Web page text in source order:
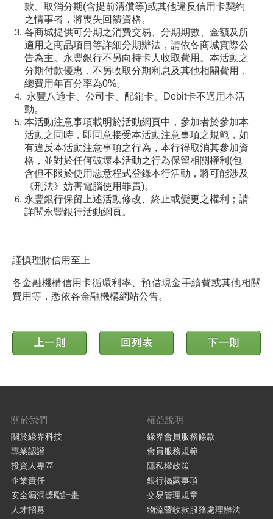
款、取消分期(含提前清償等)或其他違反信用卡契約
之情事者，將喪失回饋資格。
各商城提供可分期之消費交易、分期期數、金額及所
適用之商品項目等詳細分期辦法，請依各商城實際公
告為主。永豐銀行不另向持卡人收取費用。本活動之
分期付款優惠，不另收取分期利息及其他相關費用，
總費用年百分率為0%。
永豐八通卡、公司卡、配銷卡、Debit卡不適用本活
動。
本活動注意事項載明於活動網頁中，參加者於參加本
活動之同時，即同意接受本活動注意事項之規範，如
有違反本活動注意事項之行為，本行得取消其參加資
格，並對於任何破壞本活動之行為保留相關權利(包
含但不限於使用惡意程式登錄本行活動，將可能涉及
《刑法》妨害電腦使用罪責)。
永豐銀行保留上述活動修改、終止或變更之權利；請
詳閱永豐銀行活動網頁。
謹慎理財信用至上
各金融機構信用卡循環利率、預借現金手續費或其他相關
費用等，悉依各金融機構網站公告。
上一則 回列表 下一則
關於我們
關於綠界科技
專業認證
投資人專區
企業責任
安全漏洞獎勵計畫
人才招募
權益說明
綠界會員服務條款
會員服務規範
隱私權政策
銀行揭露事項
交易管理規章
物流暨收款服務處理辦法